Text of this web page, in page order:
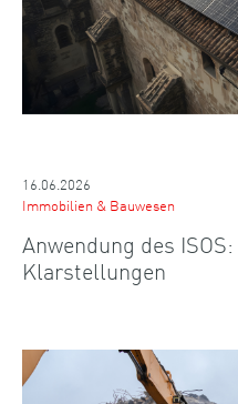
16.06.2026
Immobilien & Bauwesen
Anwendung des
Klarstellungen